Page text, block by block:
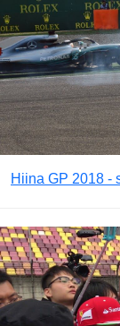
Hiina GP 2018 -